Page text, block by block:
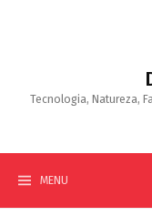
Tecnologia, Natureza,
MENU